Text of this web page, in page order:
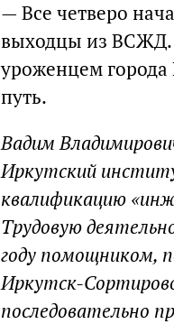
— Все четверо
выходцы из ВСЖД.
уроженцем города
путь.
Вадим
Иркутский
квалификацию
Трудовую
году помощником,
Иркутск-
последовательно